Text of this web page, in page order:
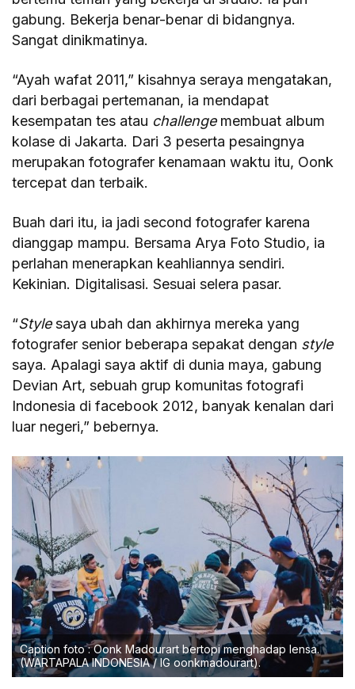
gabung. Bekerja benar-benar di bidangnya.
Sangat dinikmatinya.
“Ayah wafat 2011,” kisahnya seraya mengatakan,
dari berbagai pertemanan, ia mendapat
kesempatan tes atau challengemembuat album
kolase di Jakarta. Dari 3 peserta pesaingnya
merupakan fotografer kenamaan waktu itu, Oonk
tercepat dan terbaik.
Buah dari itu, ia jadi second fotografer karena
dianggap mampu. Bersama Arya Foto Studio, ia
perlahan menerapkan keahliannya sendiri.
Kekinian. Digitalisasi. Sesuai selera pasar.
“Stylesaya ubah dan akhirnya mereka yang
fotografer senior beberapa sepakat dengan style
saya. Apalagi saya aktif di dunia maya, gabung
Devian Art, sebuah grup komunitas fotografi
Indonesia di facebook 2012, banyak kenalan dari
luar negeri,” bebernya.
Caption foto : Oonk Madourart bertopi menghadap lensa.
(WARTAPALA INDONESIA / IG oonkmadourart).